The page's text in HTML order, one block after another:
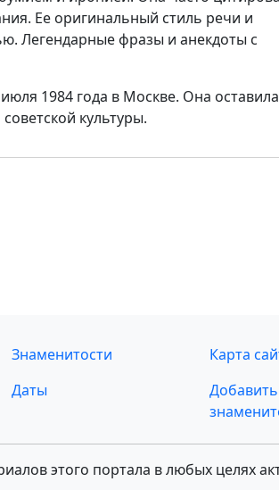
Ее оригинальный стиль речи и
Легендарные фразы и анекдоты с
1984 года в Москве. Она оставила
культуры.
Знаменитости
Даты
Карта
Добавить
этого портала в любых целях